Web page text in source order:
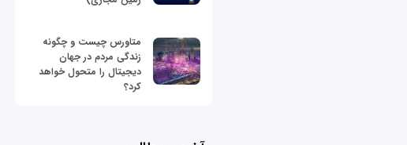
متاورس چیست و چگونه
زندگی مردم در جهان
دیجیتال را متحول خواهد
کرد؟